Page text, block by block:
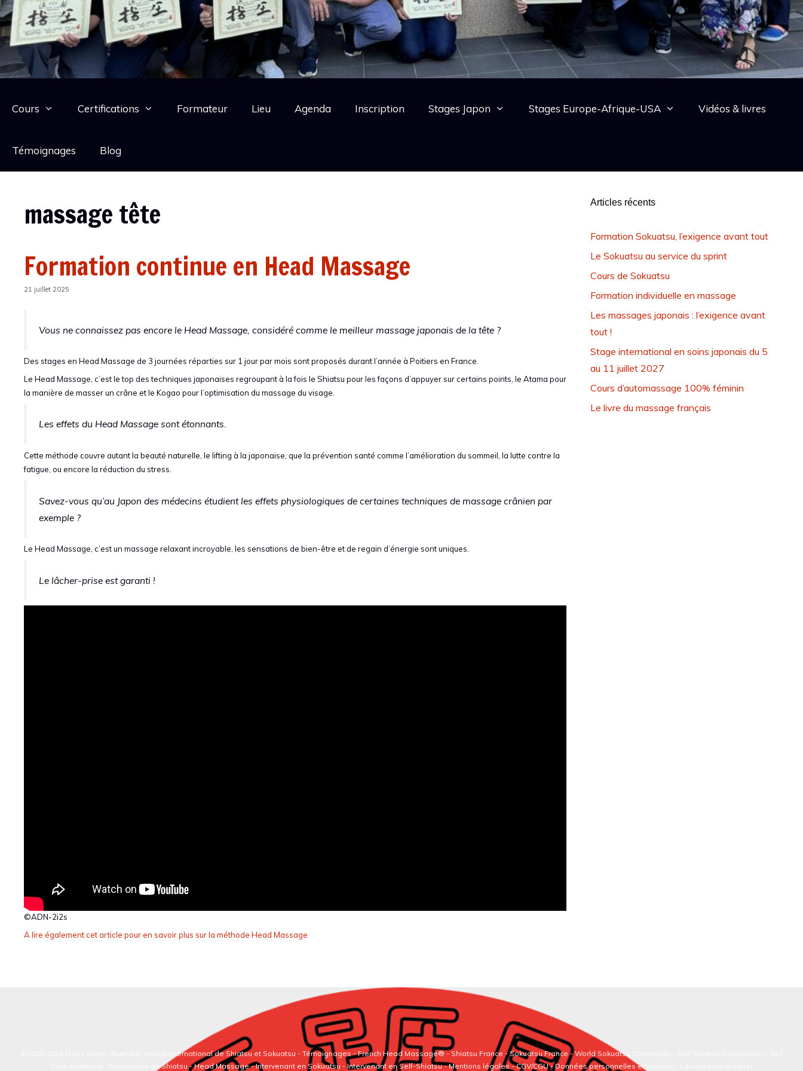
Cours Certifications Formateur Lieu Agenda Inscription Stages Japon Stages Europe-Afrique-USA Vidéos & livres
Témoignages Blog
massage tête
Formation continue en Head Massage
21 juillet 2025
Vous ne connaissez pas encore le Head Massage, considéré comme le meilleur massage japonais de la tête ?
Des stages en Head Massage de 3 journées réparties sur 1 jour par mois sont proposés durant l’année à Poitiers en France.
Le Head Massage, c’est le top des techniques japonaises regroupant à la fois le Shiatsu pour les façons d’appuyer sur certains points, le Atama pour
la manière de masser un crâne et le Kogao pour l’optimisation du massage du visage.
Les effets du Head Massage sont étonnants.
Cette méthode couvre autant la beauté naturelle, le lifting à la japonaise, que la prévention santé comme l’amélioration du sommeil, la lutte contre la
fatigue, ou encore la réduction du stress.
Savez-vous qu’au Japon des médecins étudient les effets physiologiques de certaines techniques de massage crânien par
exemple ?
Le Head Massage, c’est un massage relaxant incroyable, les sensations de bien-être et de regain d’énergie sont uniques.
Le lâcher-prise est garanti !
©ADN-2i2s
A lire également cet article pour en savoir plus sur la méthode Head Massage
Articles récents
Formation Sokuatsu, l’exigence avant tout
Le Sokuatsu au service du sprint
Cours de Sokuatsu
Formation individuelle en massage
Les massages japonais : l’exigence avant
tout !
Stage international en soins japonais du 5
au 11 juillet 2027
Cours d’automassage 100% féminin
Le livre du massage français
Institut International de Shiatsu et Sokuatsu - Témoignages-French Head Massage®-Shiatsu France -Sokuatsu France-World Sokuatsu Community
Intervenant en Shiatsu-Head Massage-Intervenant en Sokuatsu -Intervenant en Self-Shiatsu- Mentions légales - CGV/CGU - Données personnelles et cookies -